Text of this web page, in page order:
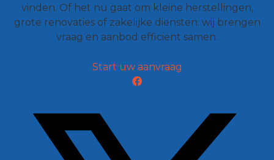
vinden. Of het nu gaat om kleine herstellingen,
grote renovaties of zakelijke diensten: wij brengen
vraag en aanbod efficiënt samen.
Start uw aanvraag